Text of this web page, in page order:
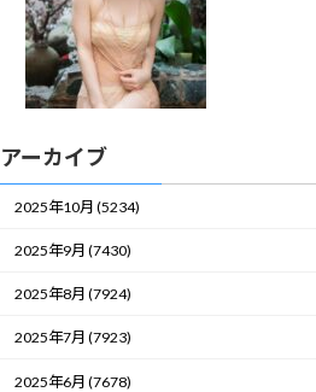
アーカイブ
2025年10月 (5234)
2025年9月 (7430)
2025年8月 (7924)
2025年7月 (7923)
2025年6月 (7678)